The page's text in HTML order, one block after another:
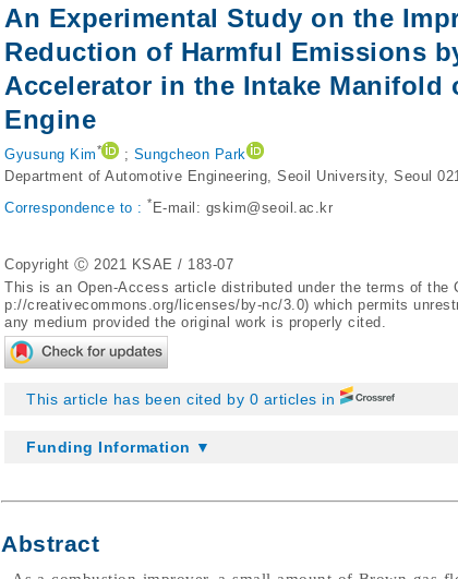
An Experimental Study on the
Reduction of Harmful Emissions
Accelerator in the Intake Manifold
Engine
Gyusung Kim* ; Sungcheon Park
Department of Automotive Engineering, Seoil University, Seoul
Correspondence to : * E-mail: gskim@seoil.ac.kr
Copyright Ⓒ 2021 KSAE / 183-07
This is an Open-Access article distributed under the terms of the
p://creativecommons.org/licenses/by-nc/3.0) which permits
any medium provided the original work is properly cited.
This article has been cited by 0 articles in
Funding Information ▼
Abstract